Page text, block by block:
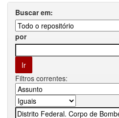
Buscar em:
por
Filtros correntes: